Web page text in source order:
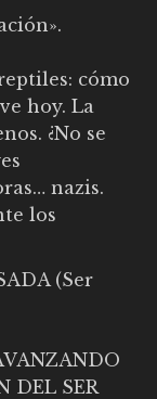
cómo
hoy. La
¿No se
nazis.
los
(Ser
DEL SER